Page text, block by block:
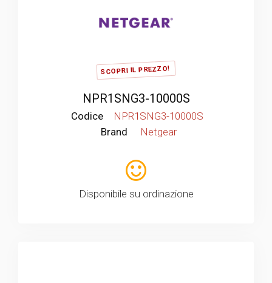
SCOPRI IL PREZZO!
NPR1SNG3-10000S
Codice
NPR1SNG3-10000S
Brand
Netgear
Disponibile su ordinazione